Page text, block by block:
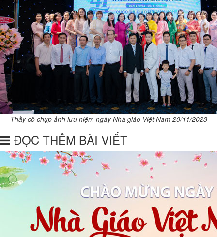
Thầy cô chụp ảnh lưu niệm ngày Nhà giáo Việt Nam 20/11/2023
ĐỌC THÊM BÀI VIẾT